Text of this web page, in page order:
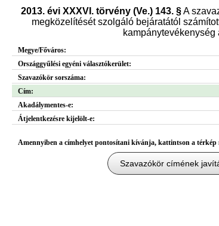
2013. évi XXXVI. törvény (Ve.) 143. §A
megközelítését szolgáló bejáratától
Megye/Főváros:
Országgyűlési egyéni választókerület:
Szavazókör sorszáma:
Cím:
Akadálymentes-e:
Átjelentkezésre kijelölt-e:
Amennyiben a címhelyet pontosítani kívánja, kattintson a térkép